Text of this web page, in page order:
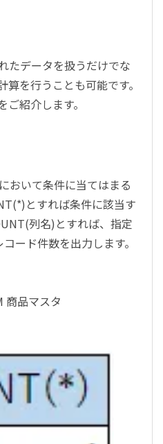
たデータを扱うだけでな
を行うことも可能です。
紹介します。
おいて条件に当てはまる
とすれば条件に該当す
列名)とすれば、指定
ード件数を出力します。
商品マスタ